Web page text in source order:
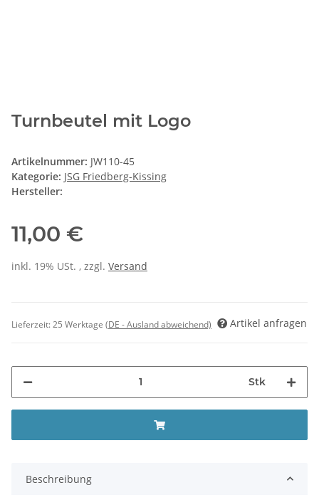
Turnbeutel mit Logo
Artikelnummer: JW110-45
Kategorie: JSG Friedberg-Kissing
Hersteller:
11,00 €
inkl. 19% USt. , zzgl. Versand
Lieferzeit:25 Werktage (DE - Ausland abweichend) Artikel anfragen
Stk
Beschreibung